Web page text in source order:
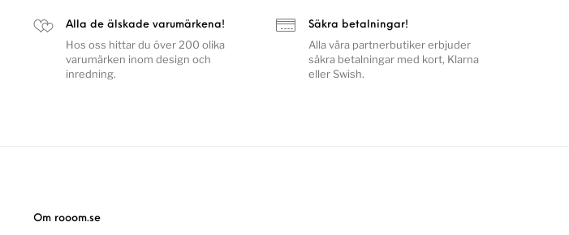
Alla de älskade varumärkena!
Hos oss hittar du över 200 olika
varumärken inom design och
inredning.
Säkra betalningar!
Alla våra partnerbutiker erbjuder
säkra betalningar med kort, Klarna
eller Swish.
Om rooom.se